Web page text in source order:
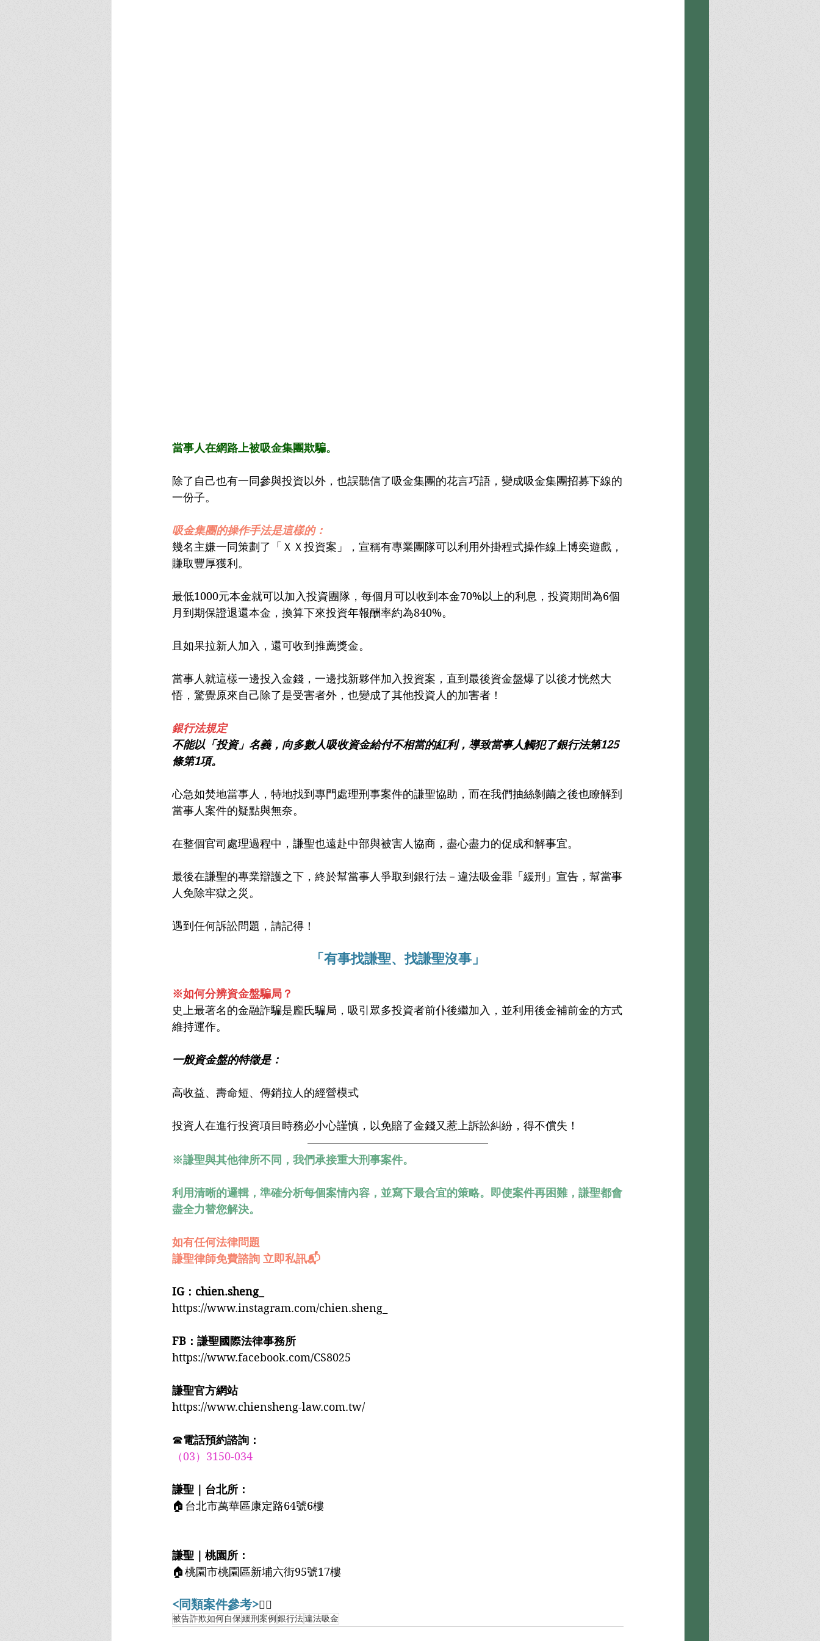
當事人在網路上被吸金集團欺騙。
除了自己也有一同參與投資以外，也誤聽信了吸金集團的花言巧語，變成吸金集團招募下線的
一份子。
吸金集團的操作手法是這樣的：
幾名主嫌一同策劃了「ＸＸ投資案」，宣稱有專業團隊可以利用外掛程式操作線上博奕遊戲，
賺取豐厚獲利。
最低1000元本金就可以加入投資團隊，每個月可以收到本金70%以上的利息，投資期間為6個
月到期保證退還本金，換算下來投資年報酬率約為840%。
且如果拉新人加入，還可收到推薦獎金。
當事人就這樣一邊投入金錢，一邊找新夥伴加入投資案，直到最後資金盤爆了以後才恍然大
悟，驚覺原來自己除了是受害者外，也變成了其他投資人的加害者！
銀行法規定
不能以「投資」名義，向多數人吸收資金給付不相當的紅利，導致當事人觸犯了銀行法第125
條第1項。
心急如焚地當事人，特地找到專門處理刑事案件的謙聖協助，而在我們抽絲剝繭之後也瞭解到
當事人案件的疑點與無奈。
在整個官司處理過程中，謙聖也遠赴中部與被害人協商，盡心盡力的促成和解事宜。
最後在謙聖的專業辯護之下，終於幫當事人爭取到銀行法－違法吸金罪「緩刑」宣告，幫當事
人免除牢獄之災。
遇到任何訴訟問題，請記得！
「有事找謙聖、找謙聖沒事」
※如何分辨資金盤騙局？
史上最著名的金融詐騙是龐氏騙局，吸引眾多投資者前仆後繼加入，並利用後金補前金的方式
維持運作。
一般資金盤的特徵是：
高收益、壽命短、傳銷拉人的經營模式
投資人在進行投資項目時務必小心謹慎，以免賠了金錢又惹上訴訟糾紛，得不償失！
※謙聖與其他律所不同，我們承接重大刑事案件。
利用清晰的邏輯，準確分析每個案情內容，並寫下最合宜的策略。即使案件再困難，謙聖都會
盡全力替您解決。
如有任何法律問題
謙聖律師免費諮詢 立即私訊📬
IG：chien.sheng_
https://www.instagram.com/chien.sheng_
FB：謙聖國際法律事務所
https://www.facebook.com/CS8025
謙聖官方網站
https://www.chiensheng-law.com.tw/
☎電話預約諮詢：
（03）3150-034
謙聖｜台北所：
🏠台北市萬華區康定路64號6樓
謙聖｜桃園所：
🏠桃園市桃園區新埔六街95號17樓
<同類案件參考>👇🏻
被告詐欺如何自保緩刑案例銀行法違法吸金